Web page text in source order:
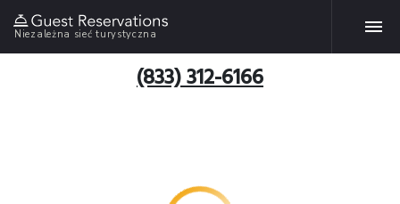
Niezależna sieć turystyczna
(833) 312-6166